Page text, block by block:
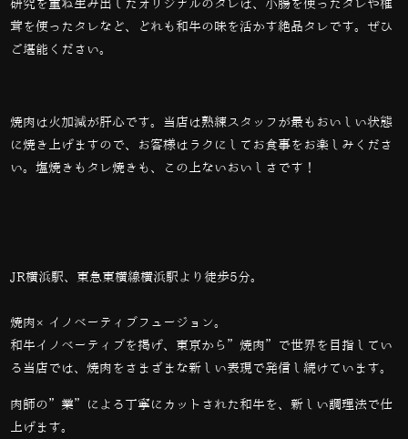
研究を重ね生み出したオリジナルのタレは、小腸を使ったタレや椎
茸を使ったタレなど、どれも和牛の味を活かす絶品タレです。ぜひ
ご堪能ください。
焼肉は火加減が肝心です。当店は熟練スタッフが最もおいしい状態
に焼き上げますので、お客様はラクにしてお食事をお楽しみくださ
い。塩焼きもタレ焼きも、この上ないおいしさです！
JR横浜駅、東急東横線横浜駅より徒歩5分。
焼肉×イノベーティブフュージョン。
和牛イノベーティブを掲げ、東京から”焼肉”で世界を目指してい
る当店では、焼肉をさまざまな新しい表現で発信し続けています。
肉師の”業”による丁寧にカットされた和牛を、新しい調理法で仕
上げます。